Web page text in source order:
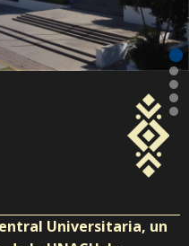
1/5
Universitaria, un